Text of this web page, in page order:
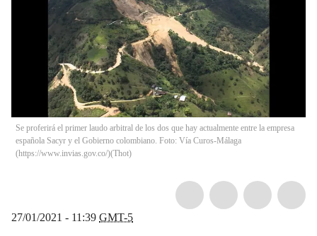
Se proferirá el primer laudo arbitral de los dos que hay actualmente entre la empresa
española Sacyr y el Gobierno colombiano. Foto: Vía Curos-Málaga
(https://www.invias.gov.co/)(Thot)
27/01/2021 - 11:39 GMT-5